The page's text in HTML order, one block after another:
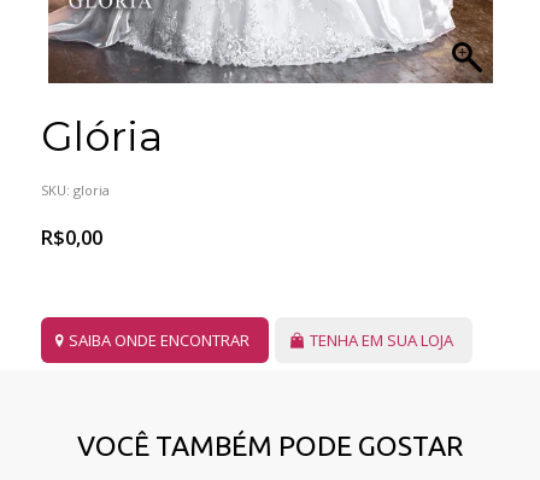
Glória
SKU: gloria
R$0,00
SAIBA ONDE ENCONTRAR TENHA EM SUA LOJA
VOCÊ TAMBÉM PODE GOSTAR